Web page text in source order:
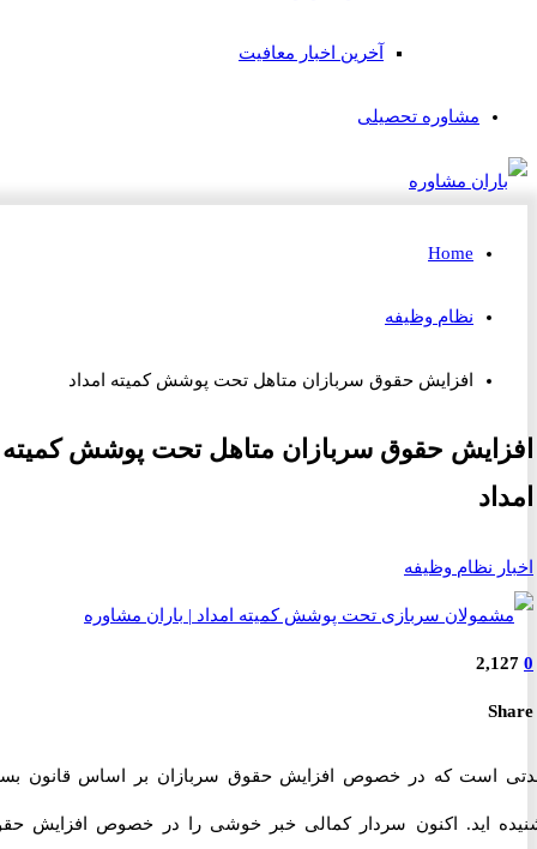
آخرین اخبار معافیت
مشاوره تحصیلی
Home
نظام وظیفه
افزایش حقوق سربازان متاهل تحت پوشش کمیته امداد
حقوق سربازان متاهل تحت پوشش کمیته
نظام وظیفه
است که در خصوص افزایش حقوق سربازان بر اساس قانون بسیار
اید. اکنون سردار کمالی خبر خوشی را در خصوص افزایش حقوق